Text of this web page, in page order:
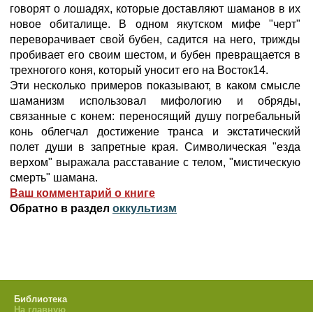
говорят о лошадях, которые доставляют шаманов в их
новое обиталище. В одном якутском мифе "черт"
переворачивает свой бубен, садится на него, трижды
пробивает его своим шестом, и бубен превращается в
трехногого коня, который уносит его на Восток14.
Эти несколько примеров показывают, в каком смысле
шаманизм использовал мифологию и обряды,
связанные с конем: переносящий душу погребальный
конь облегчал достижение транса и экстатический
полет души в запретные края. Символическая "езда
верхом" выражала расставание с телом, "мистическую
смерть" шамана.
Ваш комментарий о книге
Обратно в раздел оккультизм
Библиотека
На главную